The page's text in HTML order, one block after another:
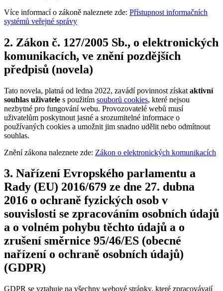
Více informací o zákoně naleznete zde: Přístupnost informačních
systémů veřejné správy
2. Zákon č. 127/2005 Sb., o elektronických
komunikacích, ve znění pozdějších
předpisů (novela)
Tato novela, platná od ledna 2022, zavádí povinnost získat aktivní
souhlas uživatele s použitím souborů cookies, které nejsou
nezbytné pro fungování webu. Provozovatelé webů musí
uživatelům poskytnout jasné a srozumitelné informace o
používaných cookies a umožnit jim snadno udělit nebo odmítnout
souhlas.
Znění zákona naleznete zde: Zákon o elektronických komunikacích
3. Nařízení Evropského parlamentu a
Rady (EU) 2016/679 ze dne 27. dubna
2016 o ochraně fyzických osob v
souvislosti se zpracováním osobních údajů
a o volném pohybu těchto údajů a o
zrušení směrnice 95/46/ES (obecné
nařízení o ochraně osobních údajů)
(GDPR)
GDPR se vztahuje na všechny webové stránky, které zpracovávají